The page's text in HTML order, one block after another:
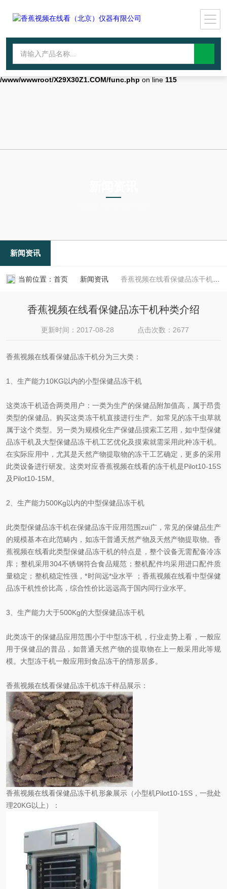
Warning: mkdir(): No space left on device in
file_put_contents(./cachefile_yuan/qhdybl.com/cache/4d/cd034/
failed to open stream: No such file or directory in
/www/wwwroot/X29X30Z1.COM/func.php on line 115
新闻资讯
当前位置： 首页 新闻资讯 香蕉视频在线看保健品冻干机种类介绍
香蕉视频在线看保健品冻干机种类介绍
更新时间：2017-08-28 点击次数：2677
香蕉视频在线看保健品冻干机分为三大类：
1、生产能力10KG以内的小型保健品冻干机
这类冻干机适合两类用户：一类为生产的保健品附加值高，属于昂贵
类型的保健品。购买这类冻干机直接进行生产。如常见的冻干虫草就
属于这个类型。另一类为规模化生产保健品摸索工艺用，如中型保健
品冻干机及大型保健品冻干机工艺优化及摸索就需采用此种冻干机。
在实际应用中，尤其是天然产物提取物的冻干工艺确定，更多的采用
此类设备进行研发。这类对应香蕉视频在线看的冻干机是Pilot10-15S
及Pilot10-15M。
2、生产能力500Kg以内的中型保健品冻干机
此类型保健品冻干机在保健品冻干应用范围zui广，常见的保健品生产
的规模基本在此范畴内，如冻干普通天然产物及天然产物提取物。香
蕉视频在线看此类型保健品冻干机的特点是，整个设备无需配备冷冻
库；整机采用304不锈钢符合食品规范；整机配件均采用进口配件质
量稳定；整机稳定性强，*时间远*业水平 ；香蕉视频在线看中型保健
品冻干机性价比高，综合性价比远远高于国内同行业水平。
3、生产能力大于500Kg的大型保健品冻干机
此类冻干的保健品应用范围小于中型冻干机，行业走势上看，一般应
用于保健品的普品，如普通天然产物的提取物在上一般采用此等规
模。大型冻干机一般应用到食品冻干的情形居多。
香蕉视频在线看保健品冻干机冻干样品展示：
香蕉视频在线看保健品冻干机形象展示（小型机Pilot10-15S，一批处
理20KG以上）：